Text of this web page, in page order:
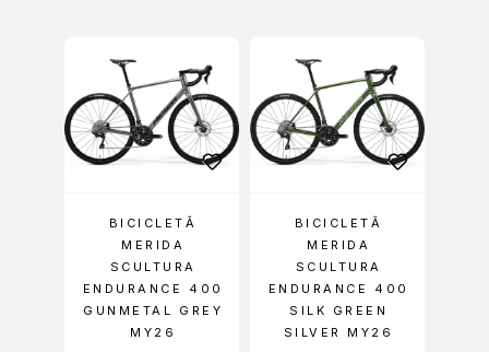
BICICLETĂ
MERIDA
SCULTURA
ENDURANCE 400
GUNMETAL GREY
MY26
BICICLETĂ
MERIDA
SCULTURA
ENDURANCE 400
SILK GREEN
SILVER MY26